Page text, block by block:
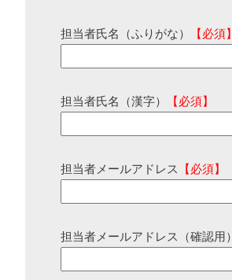
担当者氏名（ふりがな） 【必須】
担当者氏名（漢字） 【必須】
担当者メールアドレス 【必須】
担当者メールアドレス（確認用）